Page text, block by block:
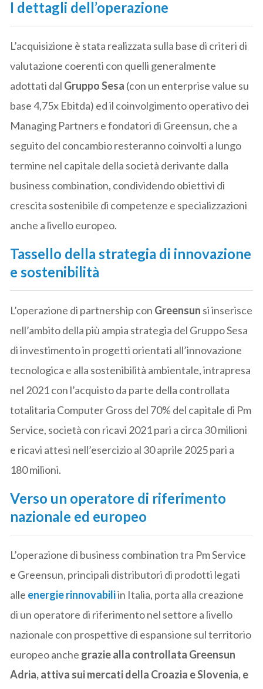
I dettagli dell’operazione
L’acquisizione è stata realizzata sulla base di criteri di
valutazione coerenti con quelli generalmente
adottati dal Gruppo Sesa (con un enterprise value su
base 4,75x Ebitda) ed il coinvolgimento operativo dei
Managing Partners e fondatori di Greensun, che a
seguito del concambio resteranno coinvolti a lungo
termine nel capitale della società derivante dalla
business combination, condividendo obiettivi di
crescita sostenibile di competenze e specializzazioni
anche a livello europeo.
Tassello della strategia di innovazione
e sostenibilità
L’operazione di partnership con Greensun si inserisce
nell’ambito della più ampia strategia del Gruppo Sesa
di investimento in progetti orientati all’innovazione
tecnologica e alla sostenibilità ambientale, intrapresa
nel 2021 con l’acquisto da parte della controllata
totalitaria Computer Gross del 70% del capitale di Pm
Service, società con ricavi 2021 pari a circa 30 milioni
e ricavi attesi nell’esercizio al 30 aprile 2025 pari a
180 milioni.
Verso un operatore di riferimento
nazionale ed europeo
L’operazione di business combination tra Pm Service
e Greensun, principali distributori di prodotti legati
alle energie rinnovabiliin Italia, porta alla creazione
di un operatore di riferimento nel settore a livello
nazionale con prospettive di espansione sul territorio
europeo anche grazie alla controllata Greensun
Adria, attiva sui mercati della Croazia e Slovenia, e